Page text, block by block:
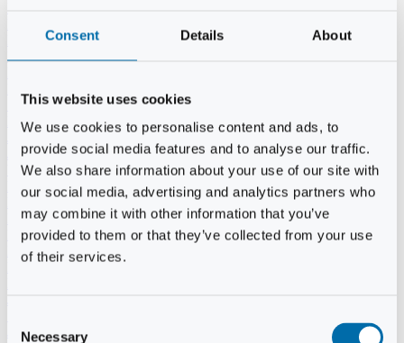
Consent Details About
This website uses cookies
We use cookies to personalise content and ads, to
provide social media features and to analyse our traffic.
We also share information about your use of our site with
our social media, advertising and analytics partners who
may combine it with other information that you’ve
provided to them or that they’ve collected from your use
of their services.
Necessary
Kjeld Hansen
Niels Thomas Rosenberg
Svend Andersen
Bent Wigh
Jens-Kjeld Jensen
Jon Fjeldså
William Carøe Aarestrup
Erik Mølgaard
Klaus Malling Olsen
Brian Zobbe
Peter Lange
Kurt Due Johansen
Niels Peter Andreasen
Jesper Tofft